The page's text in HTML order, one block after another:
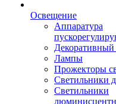
Освещение
Аппаратура
Декоративный
Лампы
Прожекторы
Светильники
Светильники